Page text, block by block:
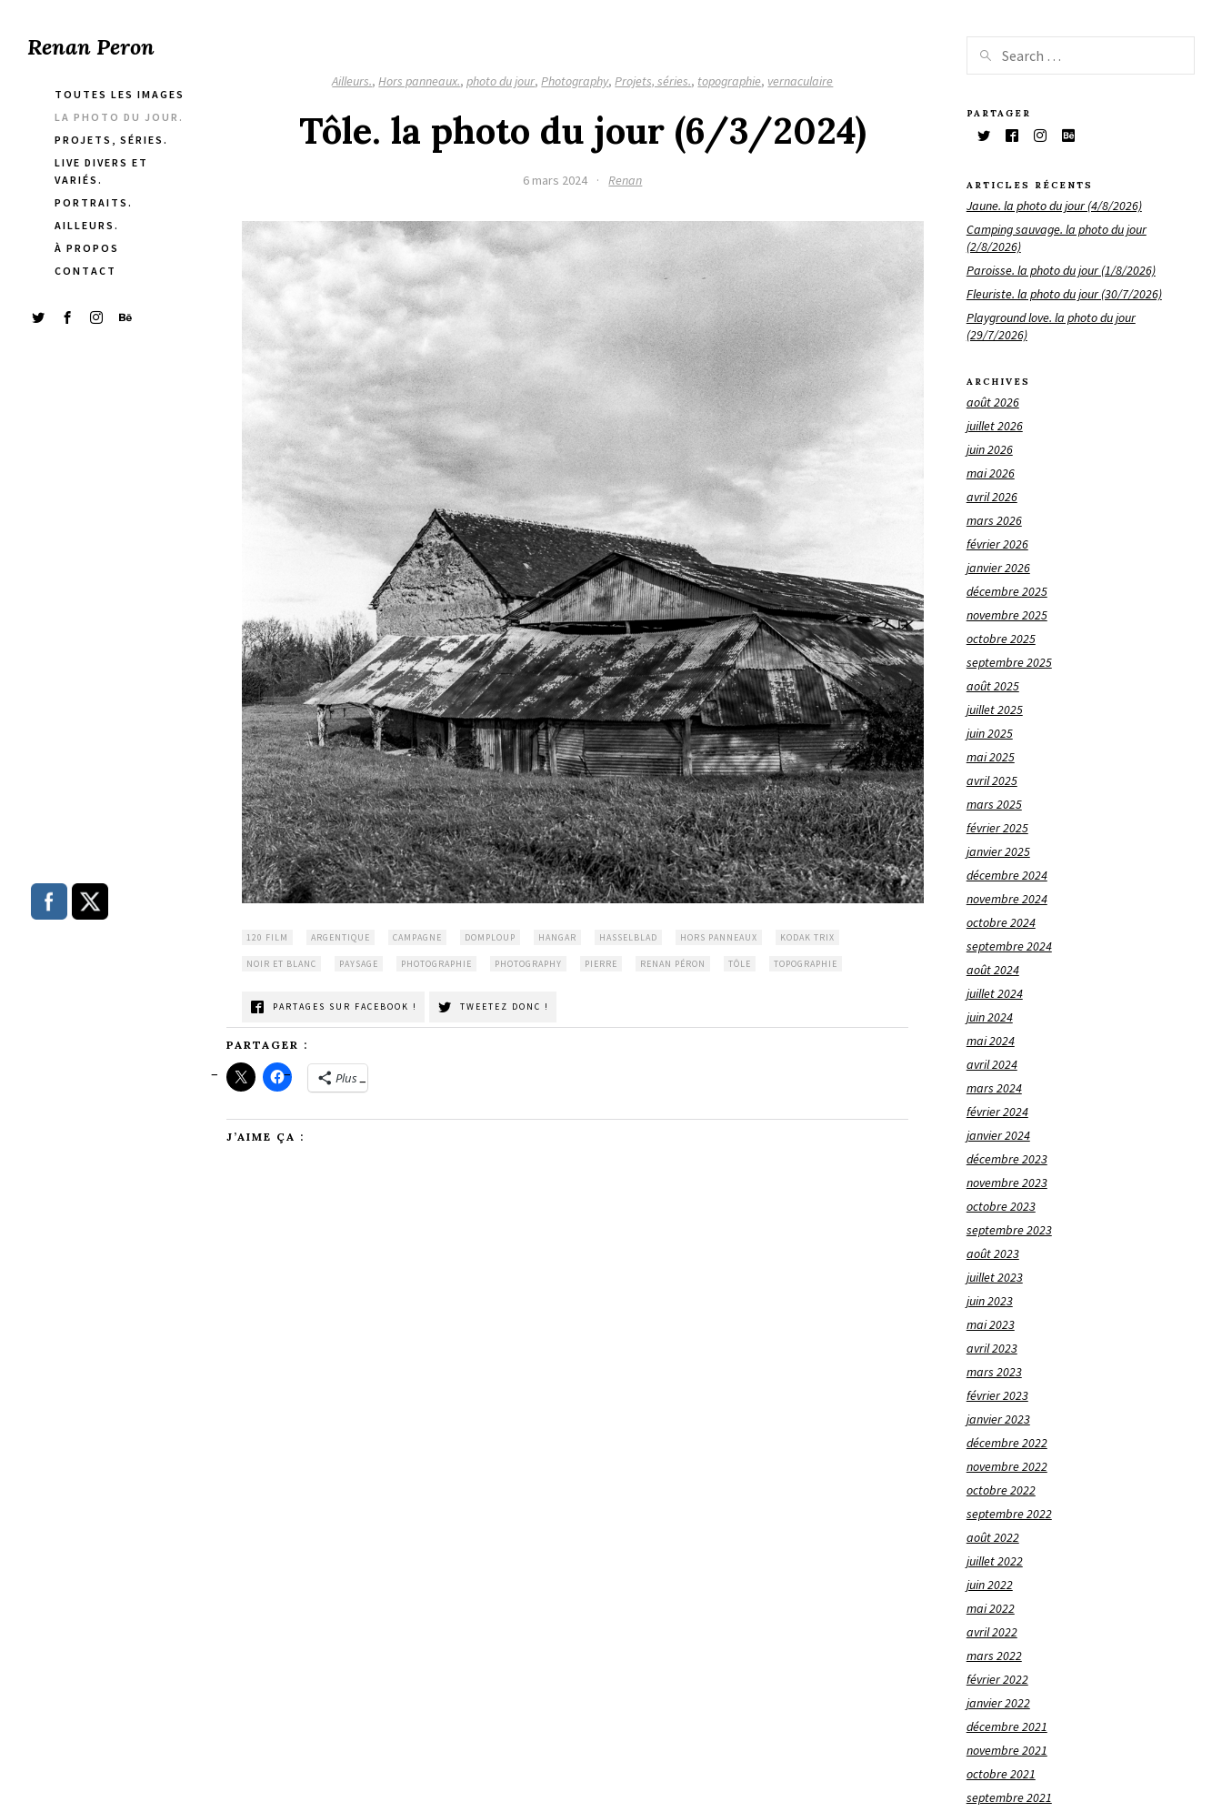
Renan Peron
TOUTES LES IMAGES
LA PHOTO DU JOUR.
PROJETS, SÉRIES.
LIVE DIVERS ET
VARIÉS.
PORTRAITS.
AILLEURS.
À PROPOS
CONTACT
Ailleurs.,Hors panneaux.,photo du jour,Photography,Projets, séries., topographie, vernaculaire
Tôle. la photo du jour (6/3/2024)
6 mars 2024 · Renan
120 FILM ARGENTIQUE CAMPAGNE DOMPLOUP HANGAR HASSELBLAD HORS PANNEAUX KODAK TRIX
NOIR ET BLANC PAYSAGE PHOTOGRAPHIE PHOTOGRAPHY PIERRE RENAN PÉRON TÔLE TOPOGRAPHIE
PARTAGES SUR FACEBOOK ! TWEETEZ DONC !
PARTAGER :
Plus
J’AIME ÇA :
PARTAGER
ARTICLES RÉCENTS
Jaune. la photo du jour (4/8/2026)
Camping sauvage. la photo du jour
(2/8/2026)
Paroisse. la photo du jour (1/8/2026)
Fleuriste. la photo du jour (30/7/2026)
Playground love. la photo du jour
(29/7/2026)
ARCHIVES
août 2026
juillet 2026
juin 2026
mai 2026
avril 2026
mars 2026
février 2026
janvier 2026
décembre 2025
novembre 2025
octobre 2025
septembre 2025
août 2025
juillet 2025
juin 2025
mai 2025
avril 2025
mars 2025
février 2025
janvier 2025
décembre 2024
novembre 2024
octobre 2024
septembre 2024
août 2024
juillet 2024
juin 2024
mai 2024
avril 2024
mars 2024
février 2024
janvier 2024
décembre 2023
novembre 2023
octobre 2023
septembre 2023
août 2023
juillet 2023
juin 2023
mai 2023
avril 2023
mars 2023
février 2023
janvier 2023
décembre 2022
novembre 2022
octobre 2022
septembre 2022
août 2022
juillet 2022
juin 2022
mai 2022
avril 2022
mars 2022
février 2022
janvier 2022
décembre 2021
novembre 2021
octobre 2021
septembre 2021